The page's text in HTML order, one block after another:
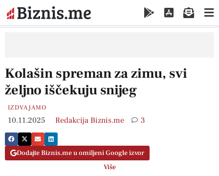
Kolašin spreman za zimu, svi
željno iščekuju snijeg
IZDVAJAMO
10.11.2025 Redakcija Biznis.me 3
Dodajte Biznis.me u omiljeni Google izvor
Više